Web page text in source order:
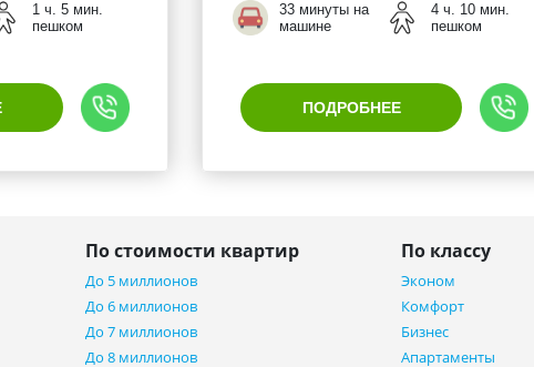
1 ч. 5 мин.
пешком
33 минуты на
машине
4 ч. 10 мин.
пешком
ПОДРОБНЕЕ
По стоимости квартир
До 5 миллионов
До 6 миллионов
До 7 миллионов
До 8 миллионов
По классу
Эконом
Комфорт
Бизнес
Апартаменты